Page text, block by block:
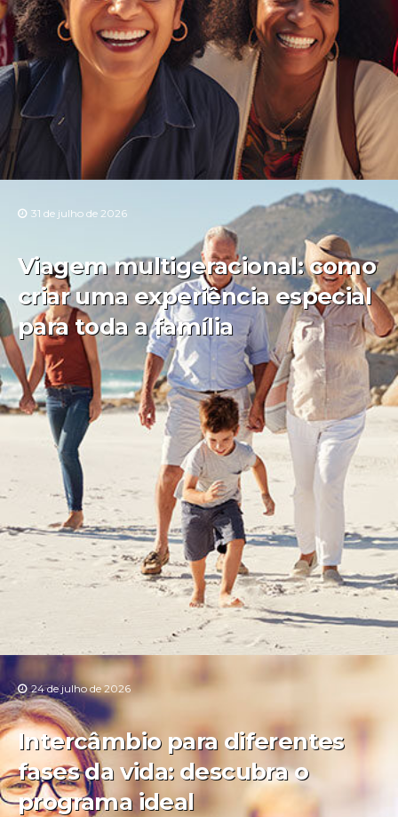
31 de julho de 2026
Viagem multigeracional: como
criar uma experiência especial
para toda a família
24 de julho de 2026
Intercâmbio para diferentes
fases da vida: descubra o
programa ideal